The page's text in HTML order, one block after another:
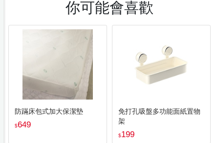
你可能會喜歡
防蹣床包式加大保潔墊
$649
免打孔吸盤多功能面紙置物
架
$199